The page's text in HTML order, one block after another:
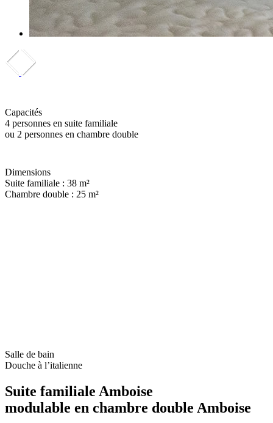
Capacités
4 personnes en suite familiale
ou 2 personnes en chambre double
Dimensions
Suite familiale : 38 m²
Chambre double : 25 m²
Salle de bain
Douche à l’italienne
Suite familiale Amboise
modulable en chambre double Amboise